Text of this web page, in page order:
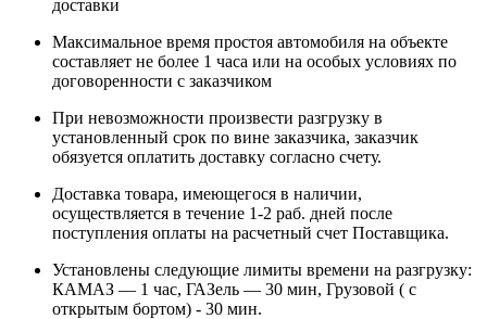
доставки
Максимальное время простоя автомобиля на объекте
составляет не более 1 часа или на особых условиях по
договоренности с заказчиком
При невозможности произвести разгрузку в
установленный срок по вине заказчика, заказчик
обязуется оплатить доставку согласно счету.
Доставка товара, имеющегося в наличии,
осуществляется в течение 1-2 раб. дней после
поступления оплаты на расчетный счет Поставщика.
Установлены следующие лимиты времени на разгрузку:
КАМАЗ — 1 час, ГАЗель — 30 мин, Грузовой ( с
открытым бортом) - 30 мин.